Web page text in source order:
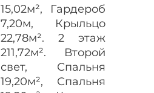
15,02м², Гардероб
7,20м, Крыльцо
22,78м². 2 этаж
211,72м². Второй
свет, Спальня
19,20м², Спальня